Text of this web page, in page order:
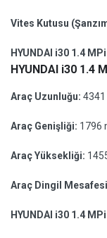
Vites Kutusu
HYUNDAI i30 1.4
HYUNDAI i30 1.4
Araç Uzunluğu:
Araç Genişliği: 1796
Araç Yüksekliği:
Araç Dingil
HYUNDAI i30 1.4